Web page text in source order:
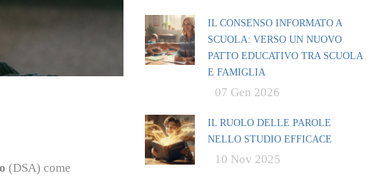
(DSA) come
IL CONSENSO INFORMATO A
SCUOLA: VERSO UN NUOVO
PATTO EDUCATIVO TRA SCUOLA
E FAMIGLIA
07 Gen 2026
IL RUOLO DELLE PAROLE
NELLO STUDIO EFFICACE
10 Nov 2025